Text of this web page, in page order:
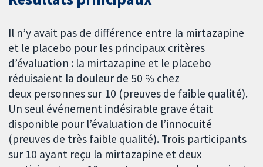
Il n’y avait pas de différence entre la mirtazapine
et le placebo pour les principaux critères
d’évaluation : la mirtazapine et le placebo
réduisaient la douleur de 50 % chez
deux personnes sur 10 (preuves de faible qualité).
Un seul événement indésirable grave était
disponible pour l’évaluation de l’innocuité
(preuves de très faible qualité). Trois participants
sur 10 ayant reçu la mirtazapine et deux